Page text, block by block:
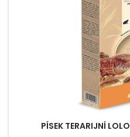
PÍSEK TERARIJNÍ